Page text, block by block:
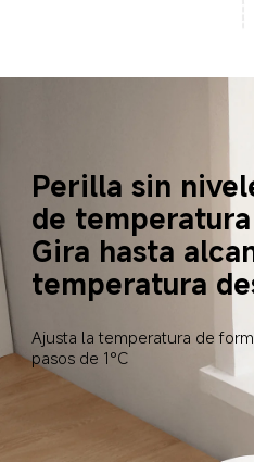
Perilla sin
de temperatura
Gira hasta
temperatura
Ajusta la temperatura de
pasos de 1°C